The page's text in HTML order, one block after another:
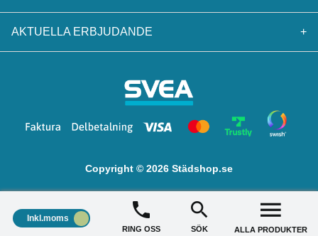
AKTUELLA ERBJUDANDE +
Copyright © 2026 Städshop.se
Inkl.moms
RING OSS SÖK ALLA PRODUKTER